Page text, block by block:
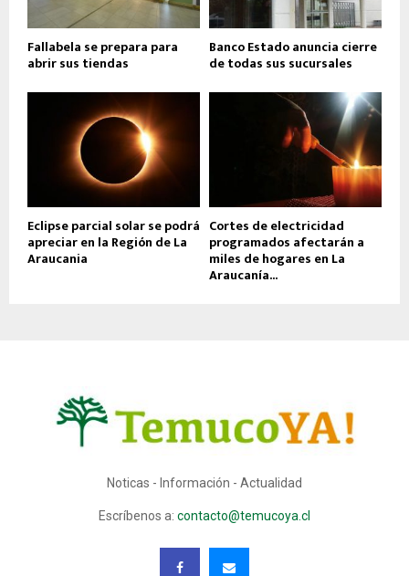
Fallabela se prepara para
abrir sus tiendas
Banco Estado anuncia cierre
de todas sus sucursales
Eclipse parcial solar se podrá
apreciar en la Región de La
Araucania
Cortes de electricidad
programados afectarán a
miles de hogares en La
Araucanía...
Noticas - Información - Actualidad
Escríbenos a: contacto@temucoya.cl